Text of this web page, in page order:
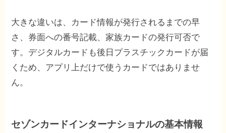
大きな違いは、カード情報が発行されるまでの早
さ、券面への番号記載、家族カードの発行可否で
す。デジタルカードも後日プラスチックカードが届
くため、アプリ上だけで使うカードではありませ
ん。
セゾンカードインターナショナルの基本情報